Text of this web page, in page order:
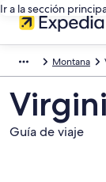
Ir a la sección
Montana
Guía de viaje